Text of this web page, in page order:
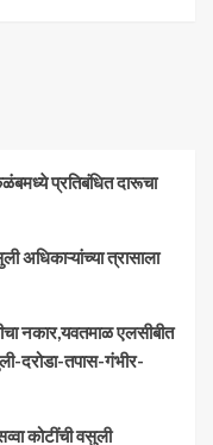
प्रतिबंधित दारूचा
अधिकाऱ्यांच्या त्रासाला
नकार,यवतमाळ एलसीबीत
दरोडा-तपास-गंभीर-
कोटींची वसुली